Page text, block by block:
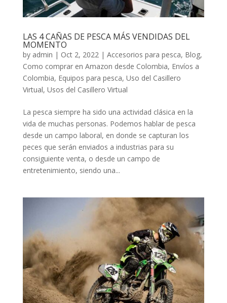
LAS 4 CAÑAS DE PESCA MÁS VENDIDAS DEL
MOMENTO
by admin | Oct 2, 2022| Accesorios para pesca, Blog,
Como comprar en Amazon desde Colombia, Envíos a
Colombia, Equipos para pesca, Uso del Casillero
Virtual, Usos del Casillero Virtual
La pesca siempre ha sido una actividad clásica en la
vida de muchas personas. Podemos hablar de pesca
desde un campo laboral, en donde se capturan los
peces que serán enviados a industrias para su
consiguiente venta, o desde un campo de
entretenimiento, siendo una...